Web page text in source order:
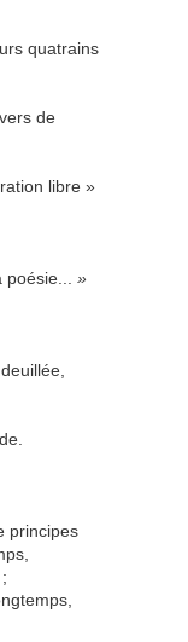
quatrains
de
libre »
»
principes